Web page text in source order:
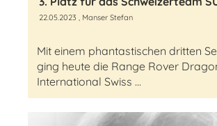
22.05.2023 , Manser Stefan
Mit einem phantastischen dritten
ging heute die Range Rover
International Swiss ...